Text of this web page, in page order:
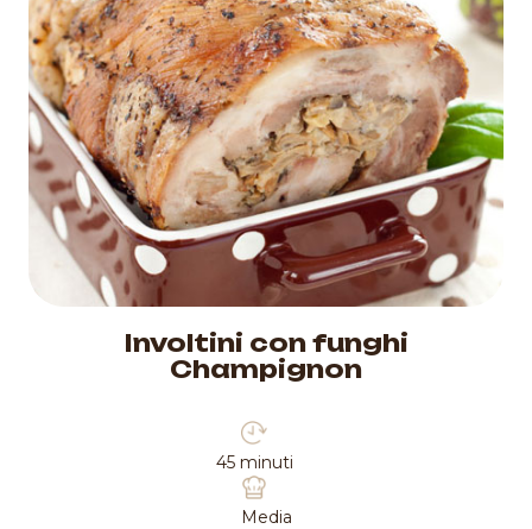
Cestino di pasta sfoglia con
misto di funghi
90 minuti
Facile